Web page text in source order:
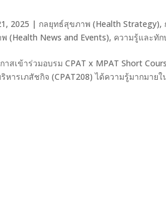
2025 | กลยุทธ์สุขภาพ (Health Strategy),
(Health News and Events), ความรู้และทัก
าสเข้าร่วมอบรม CPAT x MPAT Short
ารเภสัชกิจ (CPAT208) ได้ความรู้มากมายใ